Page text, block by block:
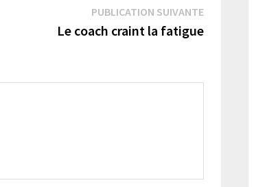
PUBLICATION SUIVANTEPublication
suivante :
Le coach craint la fatigue